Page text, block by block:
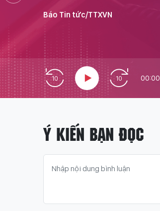
Báo Tin tức/TTXVN
00:00
Ý KIẾN BẠN ĐỌC